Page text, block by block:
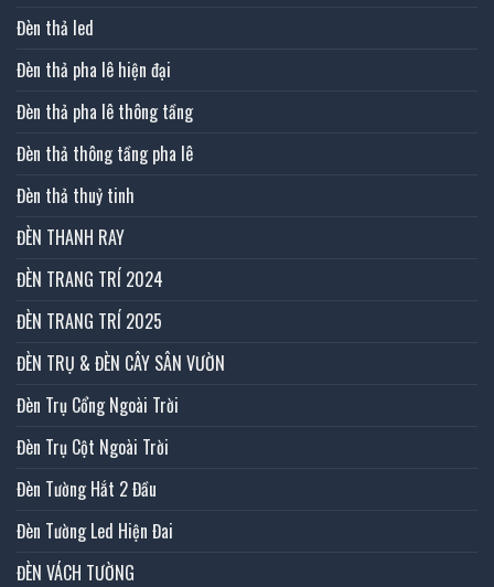
Đèn thả led
Đèn thả pha lê hiện đại
Đèn thả pha lê thông tầng
Đèn thả thông tầng pha lê
Đèn thả thuỷ tinh
ĐÈN THANH RAY
ĐÈN TRANG TRÍ 2024
ĐÈN TRANG TRÍ 2025
ĐÈN TRỤ & ĐÈN CÂY SÂN VƯỜN
Đèn Trụ Cổng Ngoài Trời
Đèn Trụ Cột Ngoài Trời
Đèn Tường Hắt 2 Đầu
Đèn Tường Led Hiện Đai
ĐÈN VÁCH TƯỜNG